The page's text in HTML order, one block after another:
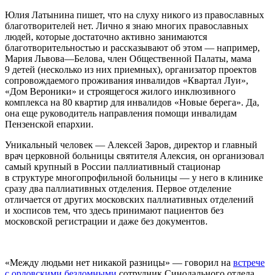
Юлия Латынина пишет, что на слуху никого из православных
благотворителей нет. Лично я знаю многих православных
людей, которые достаточно активно занимаются
благотворительностью и рассказывают об этом — например,
Мария Львова—Белова, член Общественной Палаты, мама
9 детей (несколько из них приемных), организатор проектов
сопровождаемого проживания инвалидов «Квартал Луи»,
«Дом Вероники» и строящегося жилого инклюзивного
комплекса на 80 квартир для инвалидов «Новые берега». Да,
она еще руководитель направления помощи инвалидам
Пензенской епархии.
Уникальный человек — Алексей Заров, директор и главный
врач церковной больницы святителя Алексия, он организовал
самый крупный в России паллиативный стационар
в структуре многопрофильной больницы — у него в клинике
сразу два паллиативных отделения. Первое отделение
отличается от других московских паллиативных отделений
и хосписов тем, что здесь принимают пациентов без
московской регистрации и даже без документов.
«Между людьми нет никакой разницы» — говорил на встрече